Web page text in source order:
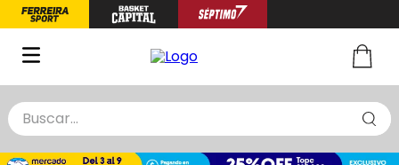
Buscar...
TÉRMINOS MÁS BUSCADOS